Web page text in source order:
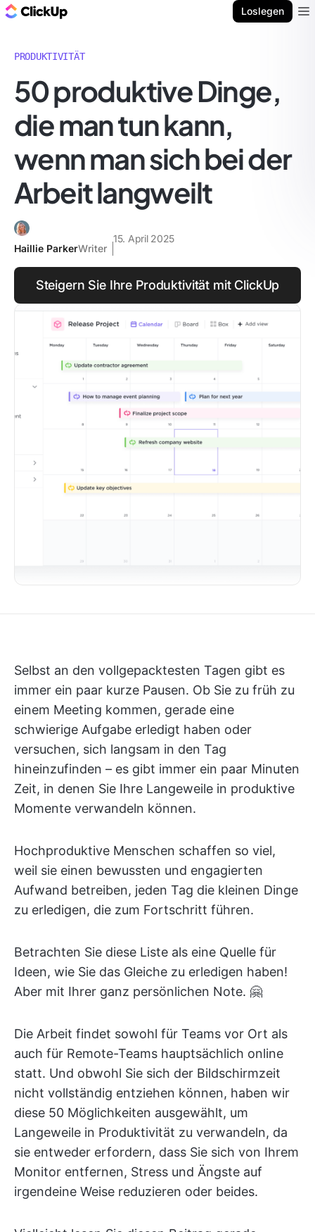
Loslegen
PRODUKTIVITÄT
50 produktive Dinge,
die man tun kann,
wenn man sich bei der
Arbeit langweilt
Haillie ParkerWriter
15. April 2025
Steigern Sie Ihre Produktivität mit ClickUp
Selbst an den vollgepacktesten Tagen gibt es
immer ein paar kurze Pausen. Ob Sie zu früh zu
einem Meeting kommen, gerade eine
schwierige Aufgabe erledigt haben oder
versuchen, sich langsam in den Tag
hineinzufinden – es gibt immer ein paar Minuten
Zeit, in denen Sie Ihre Langeweile in produktive
Momente verwandeln können.
Hochproduktive Menschen schaffen so viel,
weil sie einen bewussten und engagierten
Aufwand betreiben, jeden Tag die kleinen Dinge
zu erledigen, die zum Fortschritt führen.
Betrachten Sie diese Liste als eine Quelle für
Ideen, wie Sie das Gleiche zu erledigen haben!
Aber mit Ihrer ganz persönlichen Note. 🤗
Die Arbeit findet sowohl für Teams vor Ort als
auch für Remote-Teams hauptsächlich online
statt. Und obwohl Sie sich der Bildschirmzeit
nicht vollständig entziehen können, haben wir
diese 50 Möglichkeiten ausgewählt, um
Langeweile in Produktivität zu verwandeln, da
sie entweder erfordern, dass Sie sich von Ihrem
Monitor entfernen, Stress und Ängste auf
irgendeine Weise reduzieren oder beides.